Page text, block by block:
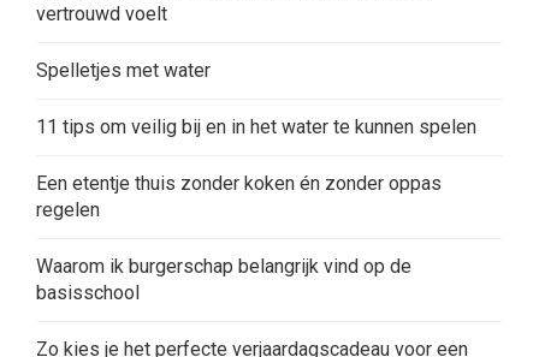
vertrouwd voelt
Spelletjes met water
11 tips om veilig bij en in het water te kunnen spelen
Een etentje thuis zonder koken én zonder oppas
regelen
Waarom ik burgerschap belangrijk vind op de
basisschool
Zo kies je het perfecte verjaardagscadeau voor een